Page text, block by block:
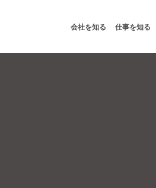
会社を知る 仕事を知る